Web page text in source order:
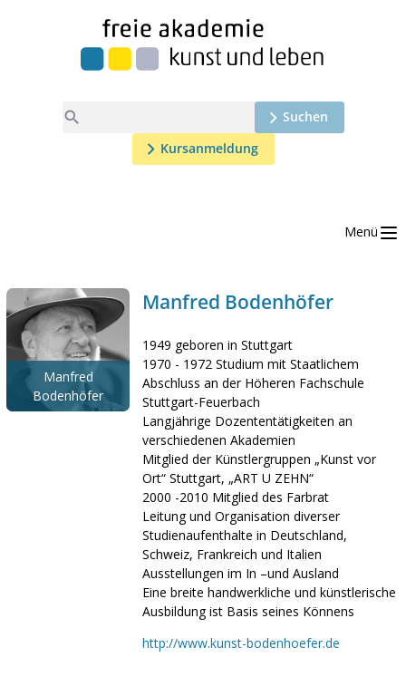

Suchen
Kursanmeldung
Menü
Manfred
Bodenhöfer
Manfred Bodenhöfer
1949 geboren in Stuttgart
1970 - 1972 Studium mit Staatlichem
Abschluss an der Höheren Fachschule
Stuttgart-Feuerbach
Langjährige Dozententätigkeiten an
verschiedenen Akademien
Mitglied der Künstlergruppen „Kunst vor
Ort“ Stuttgart, „ART U ZEHN“
2000 -2010 Mitglied des Farbrat
Leitung und Organisation diverser
Studienaufenthalte in Deutschland,
Schweiz, Frankreich und Italien
Ausstellungen im In –und Ausland
Eine breite handwerkliche und künstlerische
Ausbildung ist Basis seines Könnens
http://www.kunst-bodenhoefer.de